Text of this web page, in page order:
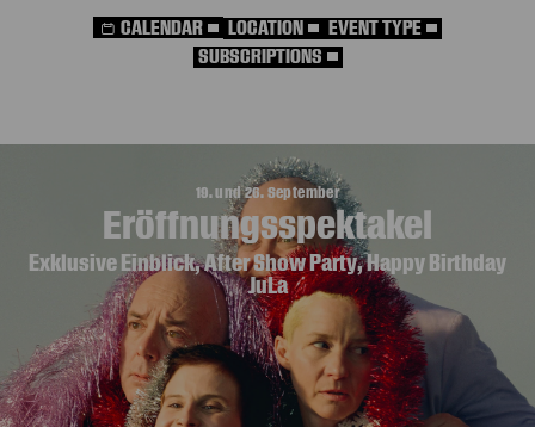
CALENDAR LOCATION
EVENT TYPE
SUBSCRIPTIONS
19. und 26. September
Eröffnungsspektakel
Exklusive Einblick, After Show Party, Happy Birthday
JuLa